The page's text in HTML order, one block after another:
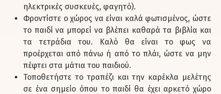
ηλεκτρικές συσκευές, φαγητό).
Φροντίστε ο χώρος να είναι καλά φωτισμένος, ώστε
το παιδί να μπορεί να βλέπει καθαρά τα βιβλία και
τα τετράδια του. Καλό θα είναι το φως να
προέρχεται από πάνω ή από το πλάι, ώστε να μην
πέφτει στα μάτια του παιδιού.
Τοποθετήστε το τραπέζι και την καρέκλα μελέτης
σε ένα σημείο όπου το παιδί θα έχει αρκετό χώρο